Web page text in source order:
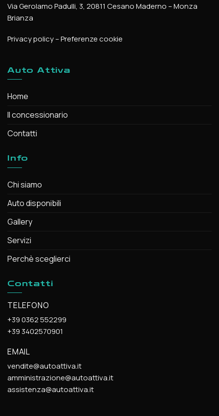
Via Gerolamo Padulli, 3, 20811 Cesano Maderno – Monza
Brianza
Privacy policy–Preferenze cookie
Auto Attiva
Home
Il concessionario
Contatti
Info
Chi siamo
Auto disponibili
Gallery
Servizi
Perchè sceglierci
Contatti
TELEFONO
+39 0362 552299
+39 3402570901
EMAIL
vendite@autoattiva.it
amministrazione@autoattiva.it
assistenza@autoattiva.it